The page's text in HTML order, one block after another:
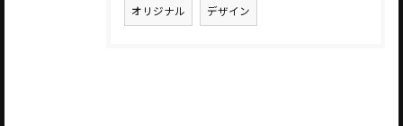
オリジナル デザイン